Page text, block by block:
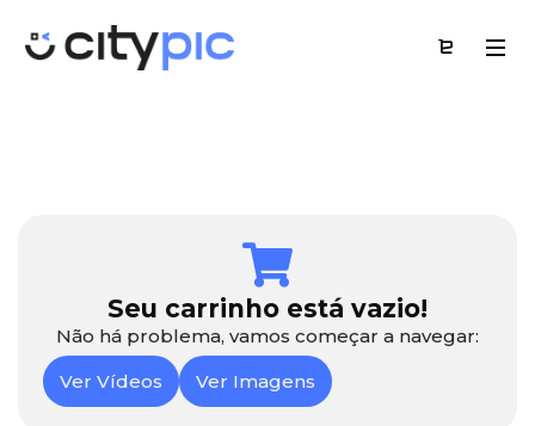
Seu carrinho está vazio!
Não há problema, vamos começar a navegar:
Ver Vídeos
Ver Imagens